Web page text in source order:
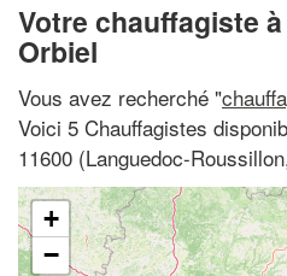
Votre chauffagiste
Orbiel
Vous avez recherché "
Voici 5 Chauffagistes
11600 (Languedoc-
+
−